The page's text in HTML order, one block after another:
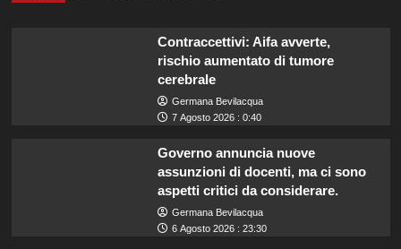
Contraccettivi: Aifa avverte,
rischio aumentato di tumore
cerebrale
Germana Bevilacqua
7 Agosto 2026 : 0:40
Governo annuncia nuove
assunzioni di docenti, ma ci sono
aspetti critici da considerare.
Germana Bevilacqua
6 Agosto 2026 : 23:30